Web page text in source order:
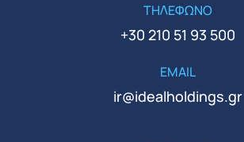
ΤΗΛΕΦΩΝΟ
+30 210 51 93 500
EMAIL
ir@idealholdings.gr